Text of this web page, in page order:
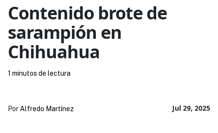
Contenido brote de
sarampión en
Chihuahua
Jul 29, 2025
Por Alfredo Martínez
1 minutos de lectura